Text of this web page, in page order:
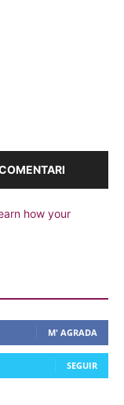
how your
M' AGRADA
SEGUIR